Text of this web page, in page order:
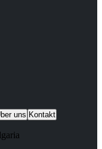
uns Kontakt